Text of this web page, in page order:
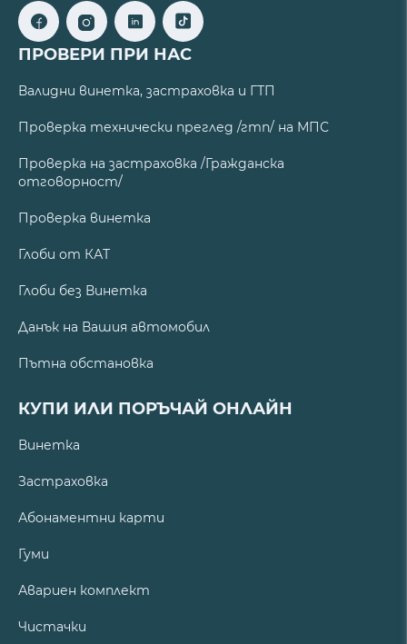
ПРОВЕРИ ПРИ НАС
Валидни винетка, застраховка и ГТП
Проверка технически преглед /гтп/ на МПС
Проверка на застраховка /Гражданска
отговорност/
Проверка винетка
Глоби от КАТ
Глоби без Винетка
Данък на Вашия автомобил
Пътна обстановка
КУПИ ИЛИ ПОРЪЧАЙ ОНЛАЙН
Винетка
Застраховка
Абонаментни карти
Гуми
Авариен комплект
Чистачки